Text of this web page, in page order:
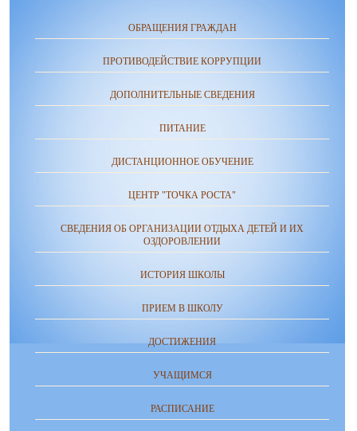
ОБРАЩЕНИЯ ГРАЖДАН
ПРОТИВОДЕЙСТВИЕ КОРРУПЦИИ
ДОПОЛНИТЕЛЬНЫЕ СВЕДЕНИЯ
ПИТАНИЕ
ДИСТАНЦИОННОЕ ОБУЧЕНИЕ
ЦЕНТР "ТОЧКА РОСТА"
СВЕДЕНИЯ ОБ ОРГАНИЗАЦИИ ОТДЫХА ДЕТЕЙ И ИХ
ОЗДОРОВЛЕНИИ
ИСТОРИЯ ШКОЛЫ
ПРИЕМ В ШКОЛУ
ДОСТИЖЕНИЯ
УЧАЩИМСЯ
РАСПИСАНИЕ